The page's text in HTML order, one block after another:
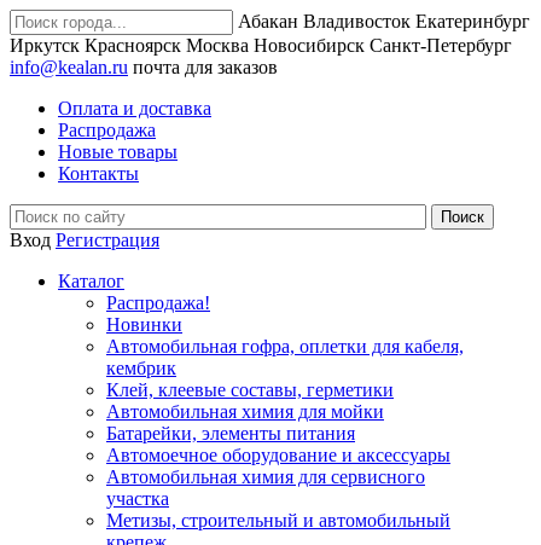
Абакан Владивосток Екатеринбург
Иркутск Красноярск Москва Новосибирск Санкт-Петербург
info@kealan.ru почта для заказов
Оплата и доставка
Распродажа
Новые товары
Контакты
Вход Регистрация
Каталог
Распродажа!
Новинки
Автомобильная гофра, оплетки для кабеля,
кембрик
Клей, клеевые составы, герметики
Автомобильная химия для мойки
Батарейки, элементы питания
Автомоечное оборудование и аксессуары
Автомобильная химия для сервисного
участка
Метизы, строительный и автомобильный